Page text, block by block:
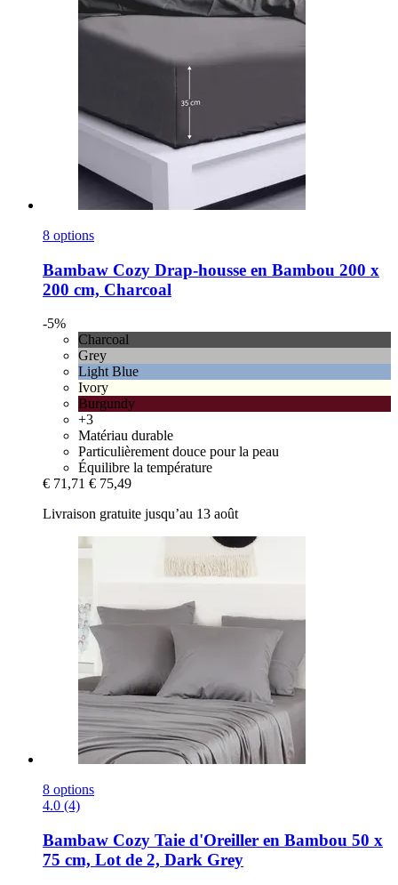
8 options
Bambaw Cozy Drap-​housse en Bambou 200 x
200 cm, Charcoal
-5%
Charcoal
Grey
Light Blue
Ivory
Burgundy
+3
Matériau durable
Particulièrement douce pour la peau
Équilibre la température
€ 71,71 € 75,49
Livraison gratuite jusqu’au 13 août
8 options
4.0 (4)
Bambaw Cozy Taie d'Oreiller en Bambou 50 x
75 cm, Lot de 2, Dark Grey